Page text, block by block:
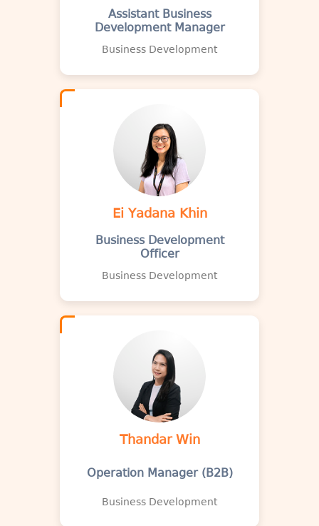
Assistant Business
Development Manager
Business Development
Ei Yadana Khin
Business Development
Officer
Business Development
Thandar Win
Operation Manager (B2B)
Business Development